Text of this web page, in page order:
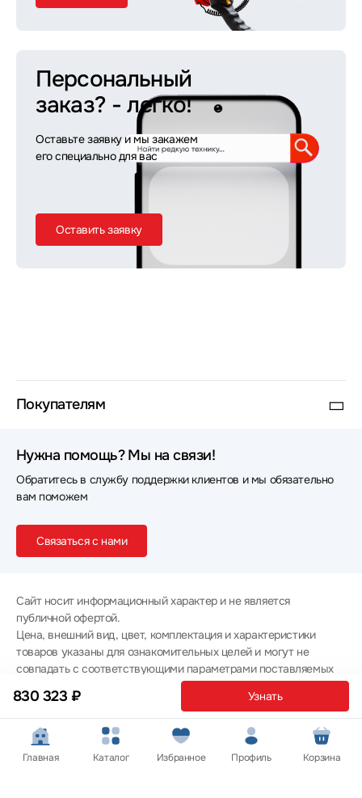
830 323 ₽ Узнать
Персональный
заказ? - легко!
Оставьте заявку и мы закажем
его специально для вас
Оставить заявку
Покупателям
Нужна помощь? Мы на связи!
Обратитесь в службу поддержки клиентов и мы обязательно
вам поможем
Связаться с нами
Сайт носит информационный характер и не является
публичной офертой.
Цена, внешний вид, цвет, комплектация и характеристики
товаров указаны для ознакомительных целей и могут не
совпадать с соответствующими параметрами поставляемых
товаров - уточняйте информацию у менеджера при
оформлении заказа.
Политика конфиденциальности
© 2012 — 2026 ООО «Эпл Тэк»
Главная Каталог Избранное Профиль Корзина